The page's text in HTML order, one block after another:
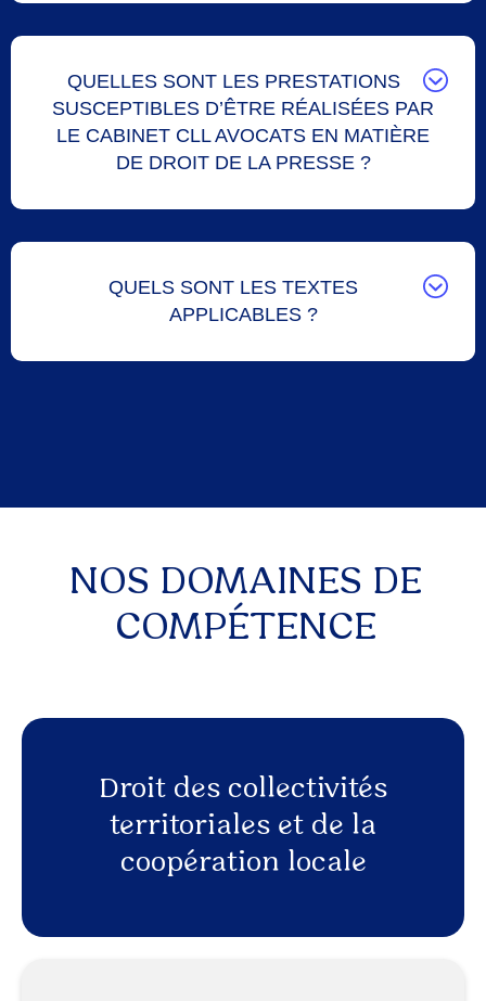
QUELLES SONT LES PRESTATIONS
SUSCEPTIBLES D’ÊTRE RÉALISÉES PAR
LE CABINET CLL AVOCATS EN MATIÈRE
DE DROIT DE LA PRESSE ?
QUELS SONT LES TEXTES
APPLICABLES ?
NOS DOMAINES DE
COMPÉTENCE
Droit des collectivités
territoriales et de la
coopération locale